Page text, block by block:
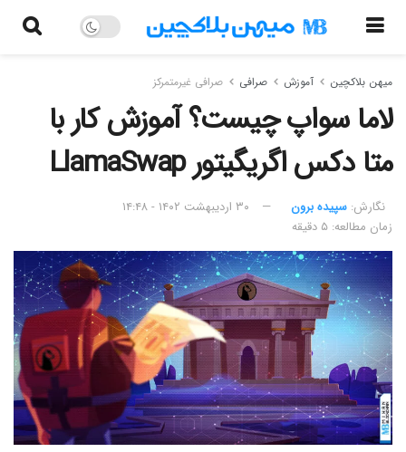
میهن بلاکچین آموزش صرافی صرافی غیرمتمرکز
لاما سواپ چیست؟ آموزش کار با
متا دکس اگریگیتور LlamaSwap
نگارش:‌ سپیده برون
۳۰ اردیبهشت ۱۴۰۲ - ۱۴:۴۸
زمان مطالعه: ۵ دقیقه